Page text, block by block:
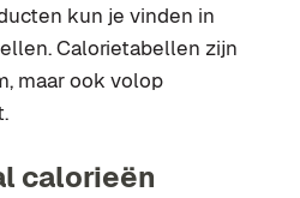
kun je vinden in
Calorietabellen zijn
maar ook volop
calorieën